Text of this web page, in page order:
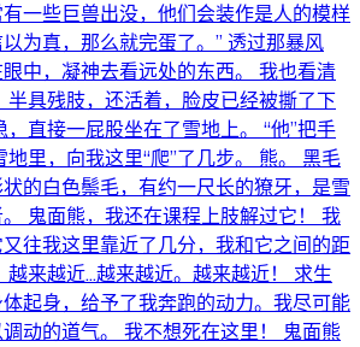
一些巨兽出没，他们会装作是人的模样
为真，那么就完蛋了。” 透过那暴风
中，凝神去看远处的东西。 我也看清
半具残肢，还活着，脸皮已经被撕了下
直接一屁股坐在了雪地上。 “他”把手
里，向我这里“爬”了几步。 熊。 黑毛
的白色鬃毛，有约一尺长的獠牙，是雪
鬼面熊，我还在课程上肢解过它！ 我
往我这里靠近了几分，我和它之间的距
越来越近…越来越近。越来越近！ 求生
起身，给予了我奔跑的动力。我尽可能
动的道气。 我不想死在这里！ 鬼面熊